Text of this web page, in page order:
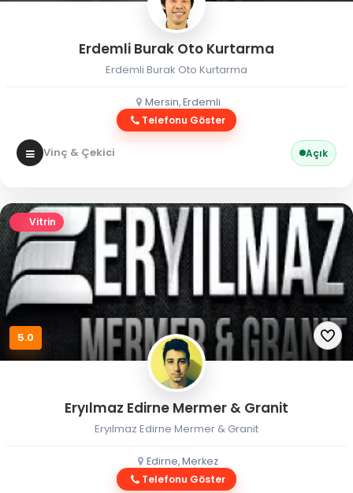
Erdemli Burak Oto Kurtarma
Erdemli Burak Oto Kurtarma
Mersin, Erdemli
Telefonu Göster
Vinç & Çekici Açık
Vitrin
5.0
Eryılmaz Edirne Mermer & Granit
Eryılmaz Edirne Mermer & Granit
Edirne, Merkez
Telefonu Göster